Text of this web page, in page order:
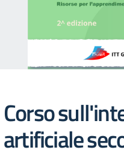
Corso
artificiale